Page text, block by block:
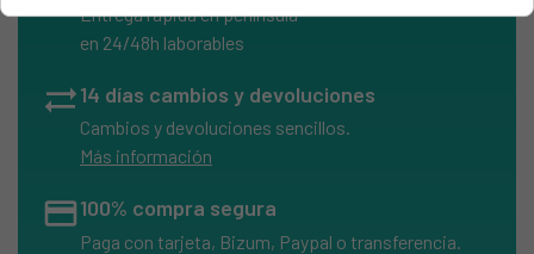
Entrega rápida en península
en 24/48h laborables
sync_alt14 días cambios y devoluciones
Cambios y devoluciones sencillos.
Más información
credit_card100% compra segura
Paga con tarjeta, Bizum, Paypal o transferencia.